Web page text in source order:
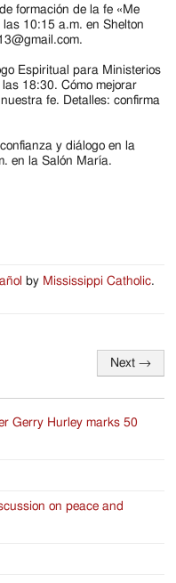
formación de la fe «Me
10:15 a.m. en Shelton
Espiritual para Ministerios
18:30. Cómo mejorar
fe. Detalles: confirma
y diálogo en la
en la Salón María.
by Mississippi Catholic.
Next →
Gerry Hurley marks 50
on peace and